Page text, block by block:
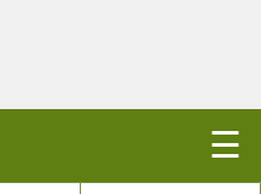
☰